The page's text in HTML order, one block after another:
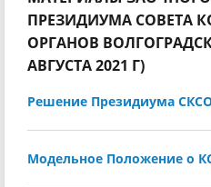
ПРЕЗИДИУМА СОВЕТА
ОРГАНОВ
АВГУСТА 2021 Г)
Решение Президиума
Модельное Положение о